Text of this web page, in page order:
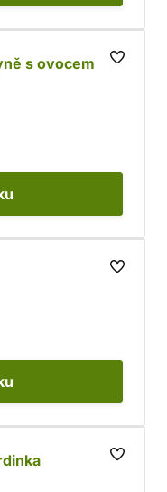
s ovocem